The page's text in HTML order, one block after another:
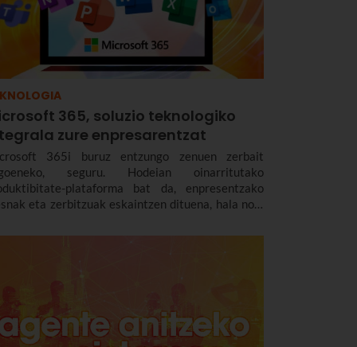
365, soluzio teknologiko
zure enpresarentzat
365i buruz entzungo zenuen zerbait
seguru. Hodeian oinarritutako
plataforma bat da, enpresentzako
eta zerbitzuak eskaintzen dituena, hala nola
tresnak eta hodeian biltegiratzeko